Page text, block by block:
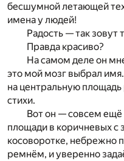
бесшумной летающей
имена у людей!
Радость — так зовут
Правда красиво?
На самом деле он
это мой мозг выбрал
на центральную площадь
стихи.
Вот он — совсем ещё
площади в коричневых с
косоворотке, небрежно
ремнём, и уверенно